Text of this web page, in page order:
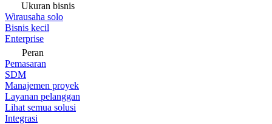
Ukuran bisnis
Wirausaha solo
Bisnis kecil
Enterprise
Peran
Pemasaran
SDM
Manajemen proyek
Layanan pelanggan
Lihat semua solusi
Integrasi